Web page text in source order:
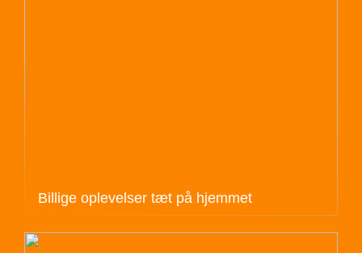
Billige oplevelser tæt på hjemmet